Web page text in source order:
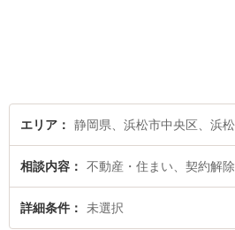
エリア
相談内容 不動産・住まい、契約解除
詳細条件 未選択